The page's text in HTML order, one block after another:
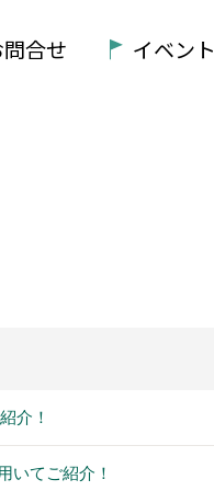
合せ イベント
介！
いてご紹介！